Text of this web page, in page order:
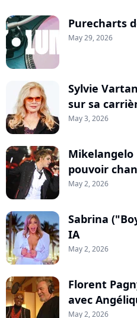
Purecharts
May 29, 2026
Sylvie
sur sa
May 3, 2026
Mikelangelo
pouvoir
May 2, 2026
Sabrina
IA
May 2, 2026
Florent
avec
May 2, 2026